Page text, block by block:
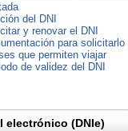
del DNI
y renovar el DNI
para solicitarlo
que permiten viajar
de validez del DNI
electrónico (DNIe)